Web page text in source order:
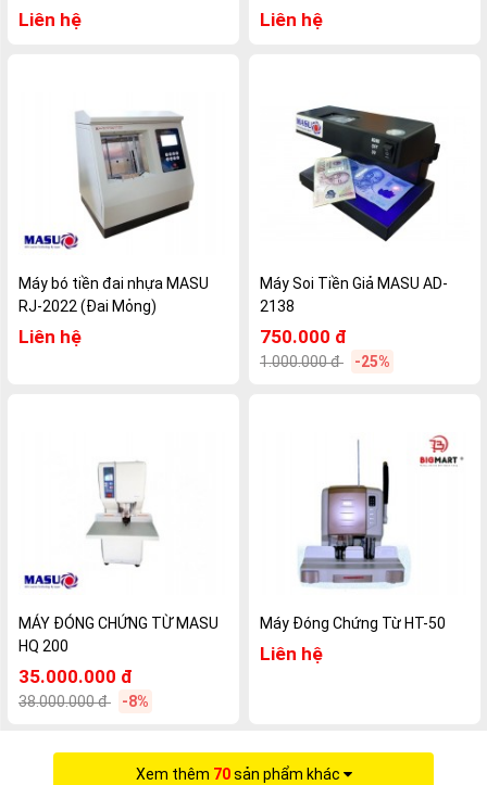
Liên hệ Liên hệ
Máy bó tiền đai nhựa MASU
RJ-2022 (Đai Mỏng)
Liên hệ
Máy Soi Tiền Giả MASU AD-
2138
750.000 đ
1.000.000 đ -25%
MÁY ĐÓNG CHỨNG TỪ MASU
HQ 200
35.000.000 đ
38.000.000 đ -8%
Máy Đóng Chứng Từ HT-50
Liên hệ
Xem thêm 70sản phẩm khác